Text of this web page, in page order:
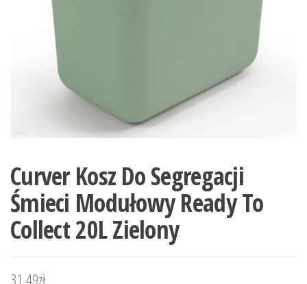
Curver Kosz Do Segregacji
Śmieci Modułowy Ready To
Collect 20L Zielony
31,49zł